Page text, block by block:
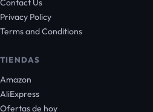
Contact Us
Privacy Policy
Terms and Conditions
TIENDAS
Amazon
AliExpress
Ofertas de hoy